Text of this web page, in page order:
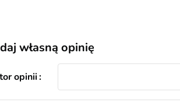
własną opinię
opinii